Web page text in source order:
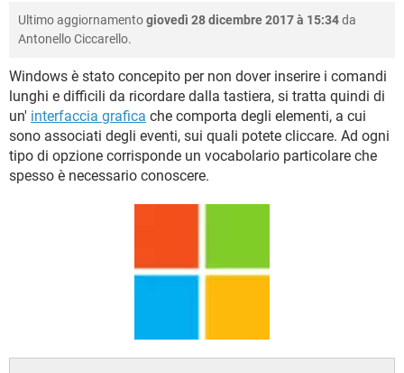
TIKTOK
iOS WINDOWS 10
TIKTOK FACEBOOK
HARDWARE
INTRATTENIMENTO
INSTAGRAM WHATSAPP
FACEBOOK
HARDWARE
FORUM
INTRATTENIMENTO ANDROID
iOS WINDOWS 10
INSTAGRAM WHATSAPP
TIKTOK
COVID-19 GAMING
INTRATTENIMENTO ANDROID
iOS WINDOWS 10
Ultimo aggiornamentogiovedì 28 dicembre 2017 à 15:34da
Antonello Ciccarello.
Windows è stato concepito per non dover inserire i comandi
lunghi e difficili da ricordare dalla tastiera, si tratta quindi di
un' interfaccia grafica che comporta degli elementi, a cui
sono associati degli eventi, sui quali potete cliccare. Ad ogni
tipo di opzione corrisponde un vocabolario particolare che
spesso è necessario conoscere.